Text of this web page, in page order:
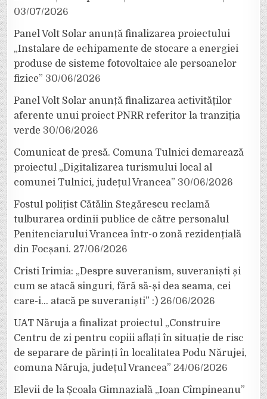
03/07/2026
Panel Volt Solar anunță finalizarea proiectului
„Instalare de echipamente de stocare a energiei
produse de sisteme fotovoltaice ale persoanelor
fizice” 30/06/2026
Panel Volt Solar anunță finalizarea activităților
aferente unui proiect PNRR referitor la tranziția
verde 30/06/2026
Comunicat de presă. Comuna Tulnici demarează
proiectul „Digitalizarea turismului local al
comunei Tulnici, județul Vrancea” 30/06/2026
Fostul polițist Cătălin Stegărescu reclamă
tulburarea ordinii publice de către personalul
Penitenciarului Vrancea într-o zonă rezidențială
din Focșani. 27/06/2026
Cristi Irimia: „Despre suveranism, suveraniști și
cum se atacă singuri, fără să-și dea seama, cei
care-i… atacă pe suveraniști” :) 26/06/2026
UAT Năruja a finalizat proiectul „Construire
Centru de zi pentru copiii aflați în situație de risc
de separare de părinți în localitatea Podu Nărujei,
comuna Năruja, județul Vrancea” 24/06/2026
Elevii de la Școala Gimnazială „Ioan Cîmpineanu”